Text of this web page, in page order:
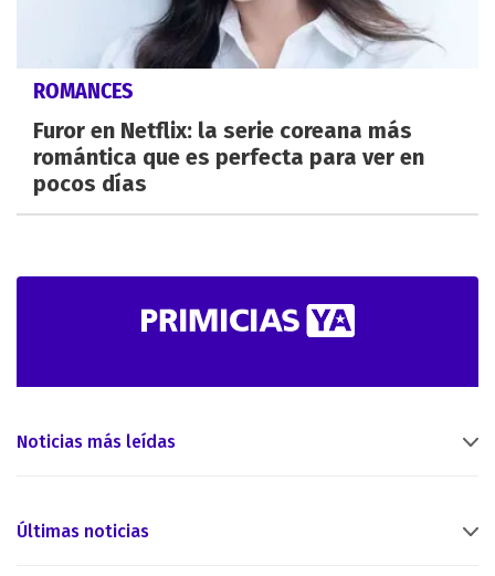
ROMANCES
Furor en Netflix: la serie coreana más
romántica que es perfecta para ver en
pocos días
Noticias más leídas
Últimas noticias